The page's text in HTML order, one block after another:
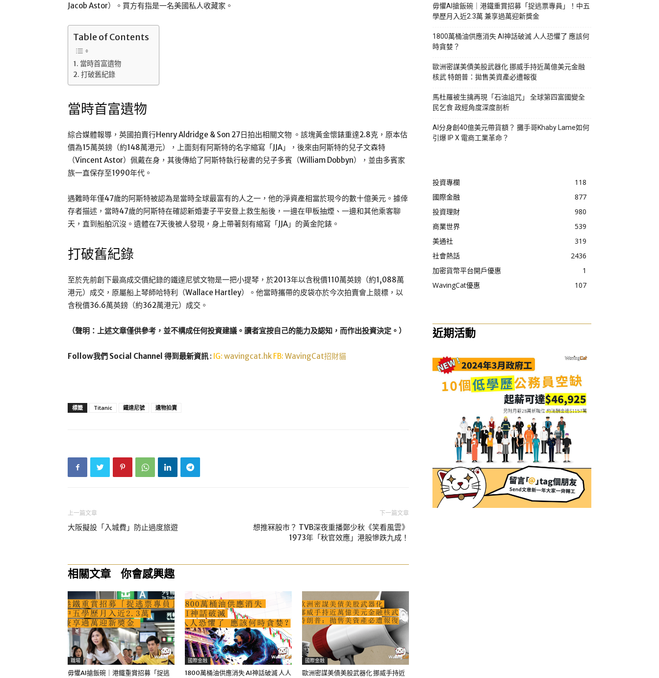
Jacob Astor）。買方有指是一名美國私人收藏家。
Table of Contents
當時首富遺物
打破舊紀錄
當時首富遺物
綜合媒體報導，英國拍賣行Henry Aldridge & Son 27日拍出相關文物 。該塊黃金懷錶重達2.8克，原本估
價為15萬英鎊（約148萬港元），上面刻有阿斯特的名字縮寫「JJA」，後來由阿斯特的兒子文森特
（Vincent Astor）佩戴在身，其後傳給了阿斯特執行秘書的兒子多賓（William Dobbyn），並由多賓家
族一直保存至1990年代。
遇難時年僅47歲的阿斯特被認為是當時全球最富有的人之一，他的淨資產相當於現今的數十億美元。據倖
存者描述，當時47歲的阿斯特在確認新婚妻子平安登上救生船後，一邊在甲板抽煙、一邊和其他乘客聊
天，直到船舶沉沒。遺體在7天後被人發現，身上帶著刻有縮寫「JJA」的黃金陀錶。
打破舊紀錄
至於先前創下最高成交價紀錄的鐵達尼號文物是一把小提琴，於2013年以含稅價110萬英鎊（約1,088萬
港元）成交，原屬船上琴師哈特利（Wallace Hartley）。他當時攜帶的皮袋亦於今次拍賣會上競標，以
含稅價36.6萬英鎊（約362萬港元）成交。
（聲明：上述文章僅供參考，並不構成任何投資建議。讀者宜按自己的能力及認知，而作出投資決定。）
Follow我們 Social Channel 得到最新資訊 : IG: wavingcat.hkFB: WavingCat招財貓
標籤 Titanic 鐵達尼號 遺物拍賣
上一篇文章
大阪擬設「入城費」防止過度旅遊
下一篇文章
想推冧股市？ TVB深夜重播鄭少秋《笑看風雲》
1973年「秋官效應」港股慘跌九成！
相關文章 你會感興趣
職場
毋懼AI搶飯碗｜港鐵重賞招募「捉逃
國際金融
1800萬桶油供應消失 AI神話破滅 人人
國際金融
歐洲密謀美債美股武器化 挪威手持近
毋懼AI搶飯碗｜港鐵重賞招募「捉逃票專員」！中五
學歷月入近2.3萬 兼享過萬迎新獎金
1800萬桶油供應消失 AI神話破滅 人人恐懼了 應該何
時貪婪？
歐洲密謀美債美股武器化 挪威手持近萬億美元金融
核武 特朗普：拋售美資產必遭報復
馬杜羅被生擒再現「石油詛咒」 全球第四富國變全
民乞食 政經角度深度剖析
AI分身創40億美元帶貨額？ 攤手哥Khaby Lame如何
引爆 IP X 電商工業革命？
投資專欄
118
國際金融
877
投資理財
980
商業世界
539
美通社
319
社會熱話
2436
加密貨幣平台開戶優惠
1
WavingCat優惠
107
近期活動